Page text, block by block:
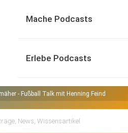
Mache Podcasts
Erlebe Podcasts
- Fußball Talk mit Henning Feindt und